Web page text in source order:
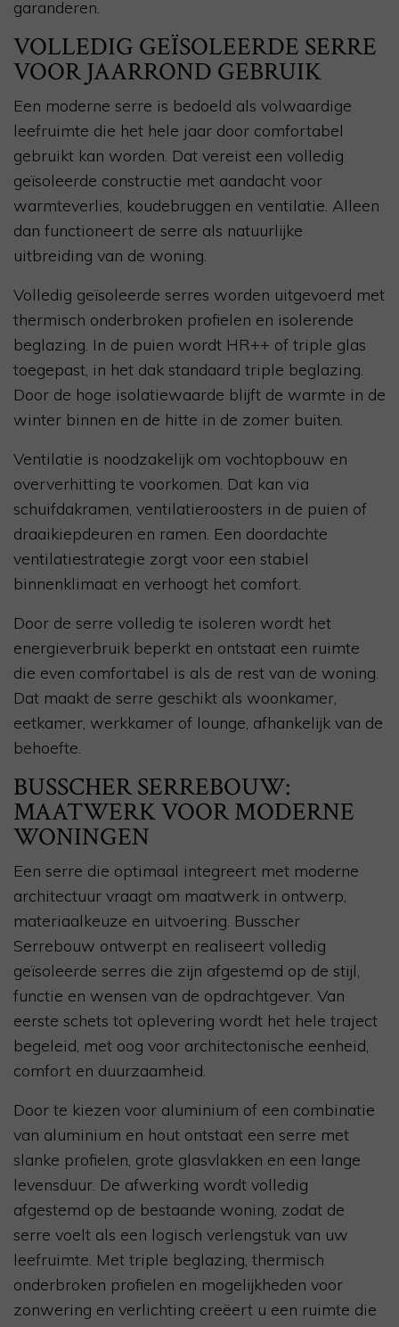
garanderen.
VOLLEDIG GEÏSOLEERDE SERRE
VOOR JAARROND GEBRUIK
Een moderne serre is bedoeld als volwaardige
leefruimte die het hele jaar door comfortabel
gebruikt kan worden. Dat vereist een volledig
geïsoleerde constructie met aandacht voor
warmteverlies, koudebruggen en ventilatie. Alleen
dan functioneert de serre als natuurlijke
uitbreiding van de woning.
Volledig geïsoleerde serres worden uitgevoerd met
thermisch onderbroken profielen en isolerende
beglazing. In de puien wordt HR++ of triple glas
toegepast, in het dak standaard triple beglazing.
Door de hoge isolatiewaarde blijft de warmte in de
winter binnen en de hitte in de zomer buiten.
Ventilatie is noodzakelijk om vochtopbouw en
oververhitting te voorkomen. Dat kan via
schuifdakramen, ventilatieroosters in de puien of
draaikiepdeuren en ramen. Een doordachte
ventilatiestrategie zorgt voor een stabiel
binnenklimaat en verhoogt het comfort.
Door de serre volledig te isoleren wordt het
energieverbruik beperkt en ontstaat een ruimte
die even comfortabel is als de rest van de woning.
Dat maakt de serre geschikt als woonkamer,
eetkamer, werkkamer of lounge, afhankelijk van de
behoefte.
BUSSCHER SERREBOUW:
MAATWERK VOOR MODERNE
WONINGEN
Een serre die optimaal integreert met moderne
architectuur vraagt om maatwerk in ontwerp,
materiaalkeuze en uitvoering. Busscher
Serrebouw ontwerpt en realiseert volledig
geïsoleerde serres die zijn afgestemd op de stijl,
functie en wensen van de opdrachtgever. Van
eerste schets tot oplevering wordt het hele traject
begeleid, met oog voor architectonische eenheid,
comfort en duurzaamheid.
Door te kiezen voor aluminium of een combinatie
van aluminium en hout ontstaat een serre met
slanke profielen, grote glasvlakken en een lange
levensduur. De afwerking wordt volledig
afgestemd op de bestaande woning, zodat de
serre voelt als een logisch verlengstuk van uw
leefruimte. Met triple beglazing, thermisch
onderbroken profielen en mogelijkheden voor
zonwering en verlichting creëert u een ruimte die